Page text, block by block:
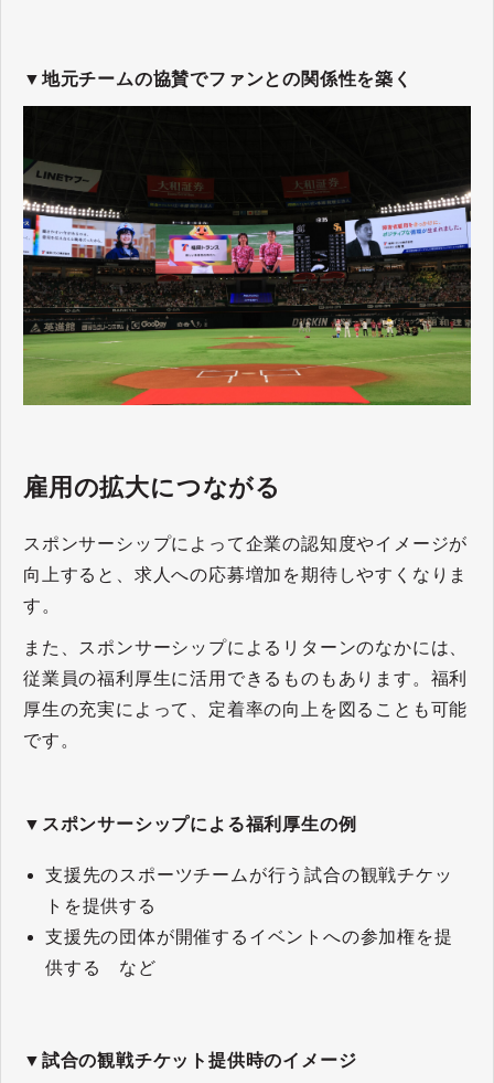
▼地元チームの協賛でファンとの関係性を築く
雇用の拡大につながる
スポンサーシップによって企業の認知度やイメージが
向上すると、求人への応募増加を期待しやすくなりま
す。
また、スポンサーシップによるリターンのなかには、
従業員の福利厚生に活用できるものもあります。福利
厚生の充実によって、定着率の向上を図ることも可能
です。
▼スポンサーシップによる福利厚生の例
支援先のスポーツチームが行う試合の観戦チケッ
トを提供する
支援先の団体が開催するイベントへの参加権を提
供する など
▼試合の観戦チケット提供時のイメージ